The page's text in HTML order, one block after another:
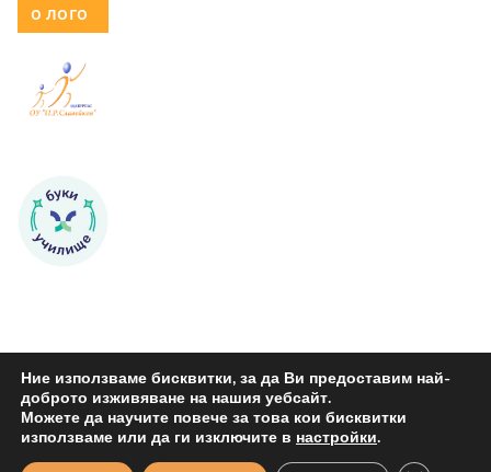
о лого
Copyright © 2026ОУ "Петко Р. Славейков" Бургас. All rights
reserved.
Ние използваме бисквитки, за да Ви предоставим най-
доброто изживяване на нашия уебсайт.
Можете да научите повече за това кои бисквитки
използваме или да ги изключите в настройки.